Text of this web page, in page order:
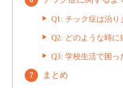
Q1: チック症は治り
Q2: どのような時に
Q3: 学校生活で困っ
まとめ